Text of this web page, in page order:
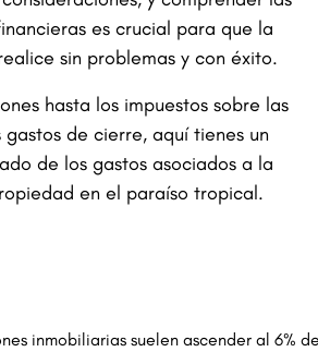
es crucial para que la
sin problemas y con éxito.
hasta los impuestos sobre las
gastos de cierre, aquí tienes un
de los gastos asociados a la
en el paraíso tropical.
inmobiliarias suelen ascender al 6%